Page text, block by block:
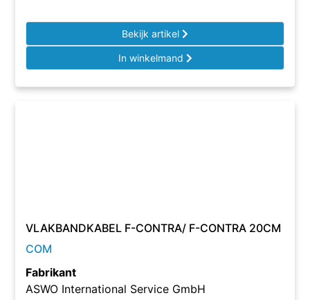
Bekijk artikel
In winkelmand
VLAKBANDKABEL F-CONTRA/ F-CONTRA 20CM
COM
Fabrikant
ASWO International Service GmbH